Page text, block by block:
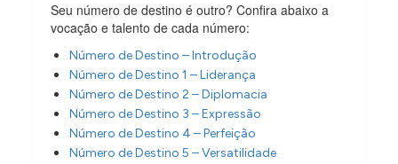
Seu número de destino é outro? Confira abaixo a
vocação e talento de cada número:
Número de Destino – Introdução
Número de Destino 1 – Liderança
Número de Destino 2 – Diplomacia
Número de Destino 3 – Expressão
Número de Destino 4 – Perfeição
Número de Destino 5 – Versatilidade